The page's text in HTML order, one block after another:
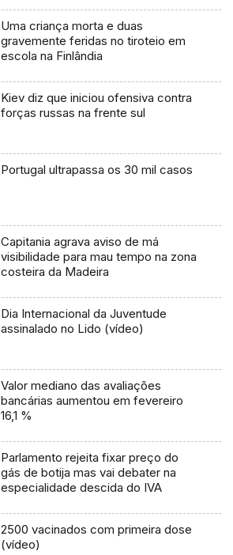
Uma criança morta e duas
gravemente feridas no tiroteio em
escola na Finlândia
Kiev diz que iniciou ofensiva contra
forças russas na frente sul
Portugal ultrapassa os 30 mil casos
Capitania agrava aviso de má
visibilidade para mau tempo na zona
costeira da Madeira
Dia Internacional da Juventude
assinalado no Lido (vídeo)
Valor mediano das avaliações
bancárias aumentou em fevereiro
16,1 %
Parlamento rejeita fixar preço do
gás de botija mas vai debater na
especialidade descida do IVA
2500 vacinados com primeira dose
(vídeo)